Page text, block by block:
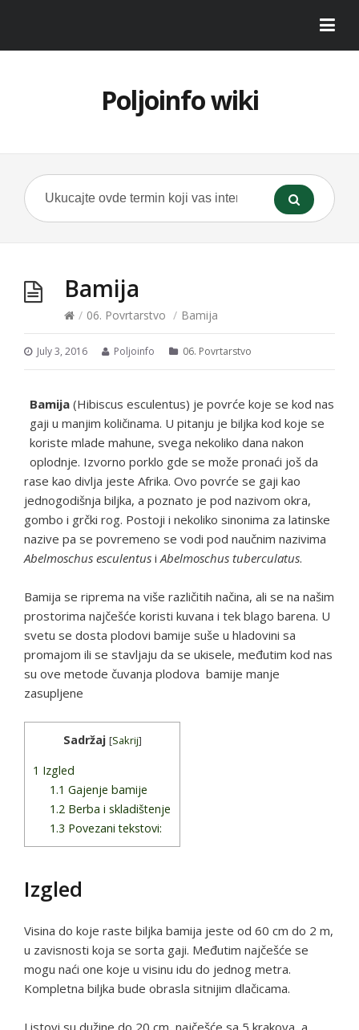
Poljoinfo wiki
Bamija
/ 06. Povrtarstvo / Bamija
July 3, 2016 Poljoinfo 06. Povrtarstvo
Bamija (Hibiscus esculentus) je povrće koje se kod nas
gaji u manjim količinama. U pitanju je biljka kod koje se
koriste mlade mahune, svega nekoliko dana nakon
oplodnje. Izvorno porklo gde se može pronaći još da
rase kao divlja jeste Afrika. Ovo povrće se gaji kao
jednogodišnja biljka, a poznato je pod nazivom okra,
gombo i grčki rog. Postoji i nekoliko sinonima za latinske
nazive pa se povremeno se vodi pod naučnim nazivima
Abelmoschus esculentus iAbelmoschus tuberculatus.
Bamija se riprema na više različitih načina, ali se na našim
prostorima najčešće koristi kuvana i tek blago barena. U
svetu se dosta plodovi bamije suše u hladovini sa
promajom ili se stavljaju da se ukisele, međutim kod nas
su ove metode čuvanja plodova bamije manje
zasupljene
Sadržaj [Sakrij]
1 Izgled
1.1 Gajenje bamije
1.2 Berba i skladištenje
1.3 Povezani tekstovi:
Izgled
Visina do koje raste biljka bamija jeste od 60 cm do 2 m,
u zavisnosti koja se sorta gaji. Međutim najčešće se
mogu naći one koje u visinu idu do jednog metra.
Kompletna biljka bude obrasla sitnijim dlačicama.
Listovi su dužine do 20 cm, najčešće sa 5 krakova, a